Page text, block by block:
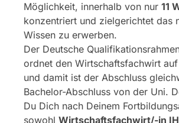
Möglichkeit, innerhalb von nur 11
konzentriert und zielgerichtet das
Wissen zu erwerben.
Der Deutsche
ordnet den Wirtschaftsfachwirt auf
und damit ist der Abschluss
Bachelor-Abschluss von der Uni.
Du Dich nach Deinem
sowohl Wirtschaftsfachwirt/-in